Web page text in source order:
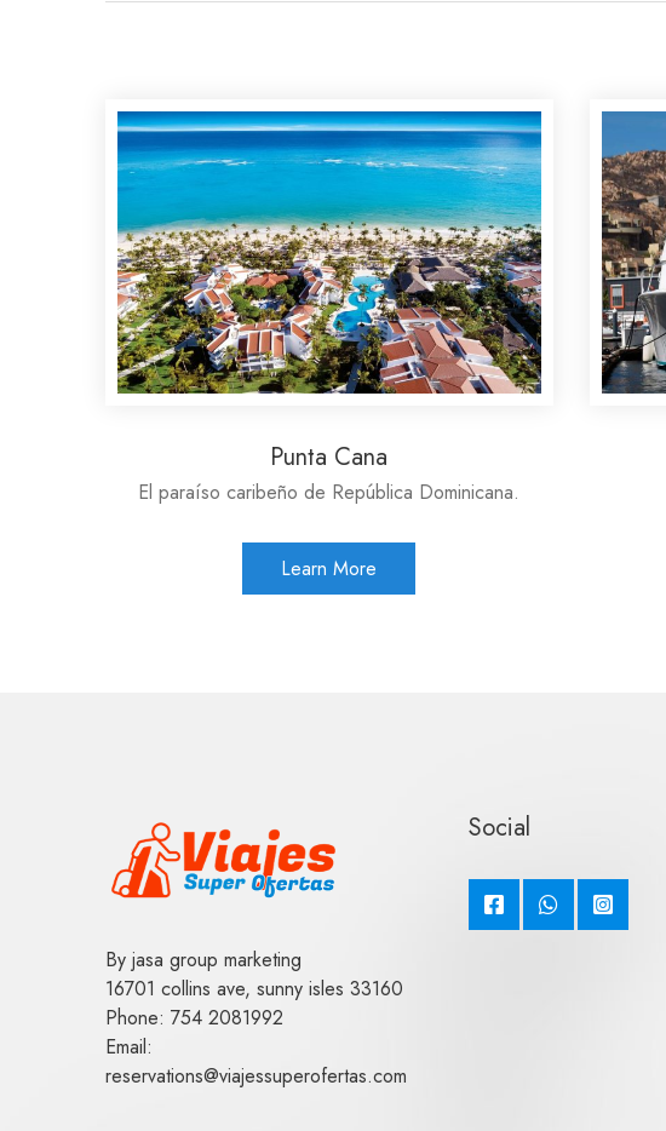
Punta Cana
El paraíso caribeño de República Dominicana.
Learn More
By jasa group marketing
16701 collins ave, sunny isles 33160
Phone: 754 2081992
Email:
reservations@viajessuperofertas.com
Social